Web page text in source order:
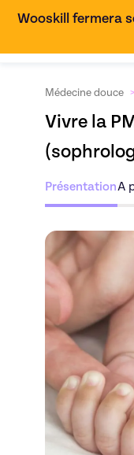
Wooskill fermera
Médecine douce >
Vivre la
PrésentationA